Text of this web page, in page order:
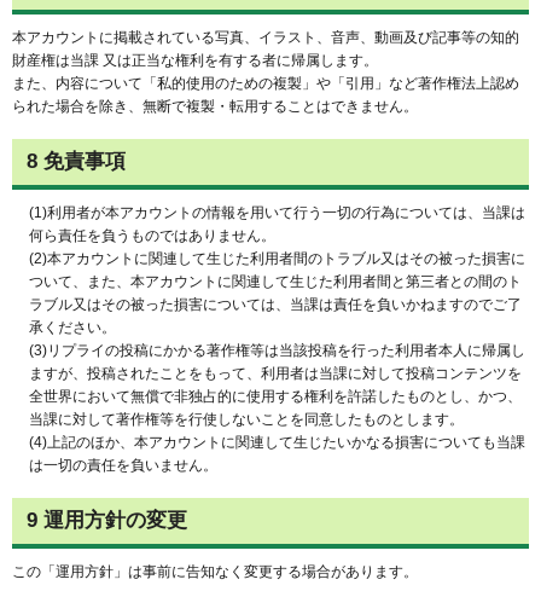
本アカウントに掲載されている写真、イラスト、音声、動画及び記事等の知的
財産権は当課 又は正当な権利を有する者に帰属します。
また、内容について「私的使用のための複製」や「引用」など著作権法上認め
られた場合を除き、無断で複製・転用することはできません。
8 免責事項
(1)利用者が本アカウントの情報を用いて行う一切の行為については、当課は
何ら責任を負うものではありません。
(2)本アカウントに関連して生じた利用者間のトラブル又はその被った損害に
ついて、また、本アカウントに関連して生じた利用者間と第三者との間のト
ラブル又はその被った損害については、当課は責任を負いかねますのでご了
承ください。
(3)リプライの投稿にかかる著作権等は当該投稿を行った利用者本人に帰属し
ますが、投稿されたことをもって、利用者は当課に対して投稿コンテンツを
全世界において無償で非独占的に使用する権利を許諾したものとし、かつ、
当課に対して著作権等を行使しないことを同意したものとします。
(4)上記のほか、本アカウントに関連して生じたいかなる損害についても当課
は一切の責任を負いません。
9 運用方針の変更
この「運用方針」は事前に告知なく変更する場合があります。